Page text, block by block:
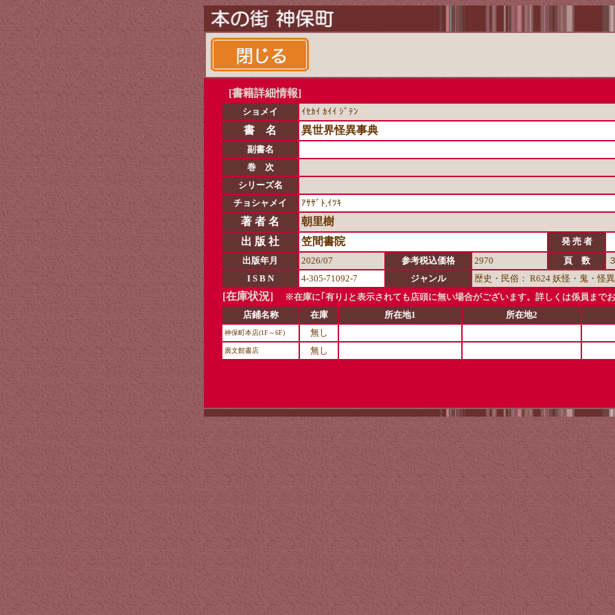
[書籍詳細情報]
ショメイ ｲｾｶｲ ｶｲｲ ｼﾞﾃﾝ
書 名 異世界怪異事典
副書名
巻 次
シリーズ名
チョシャメイ
ｱｻｻﾞﾄ,ｲﾂｷ
著 者 名
朝里樹
出 版 社
笠間書院
発 売 者
出版年月
2026/07 参考税込価格 2970 頁 数
I S B N
4-305-71092-7 ジャンル 歴史・民俗： R624 妖怪・鬼・怪異
[在庫状況]
※在庫に｢有り｣と表示されても店頭に無い場合がございます。詳しくは係員まで
店鋪名称
在庫 所在地1 所在地2
神保町本店(1F～6F) 無し
廣文館書店 無し